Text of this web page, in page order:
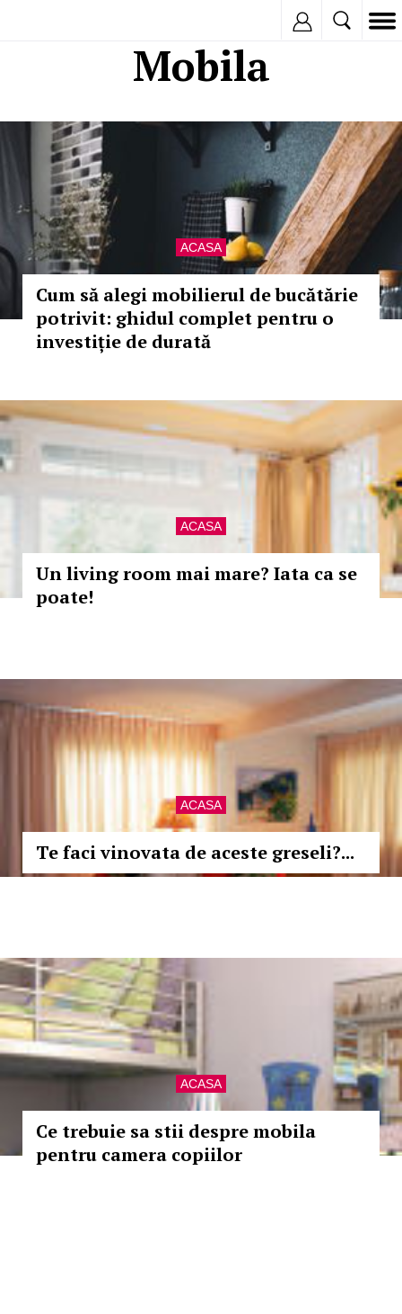
Mobila
ACASA
Cum să alegi mobilierul de bucătărie
potrivit: ghidul complet pentru o
investiție de durată
ACASA
Un living room mai mare? Iata ca se
poate!
ACASA
Te faci vinovata de aceste greseli?...
ACASA
Ce trebuie sa stii despre mobila
pentru camera copiilor